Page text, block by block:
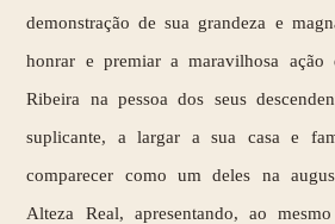
demonstração de sua grandeza e
honrar e premiar a maravilhosa ação
Ribeira na pessoa dos seus
suplicante, a largar a sua casa e
comparecer como um deles na
Alteza Real, apresentando, ao